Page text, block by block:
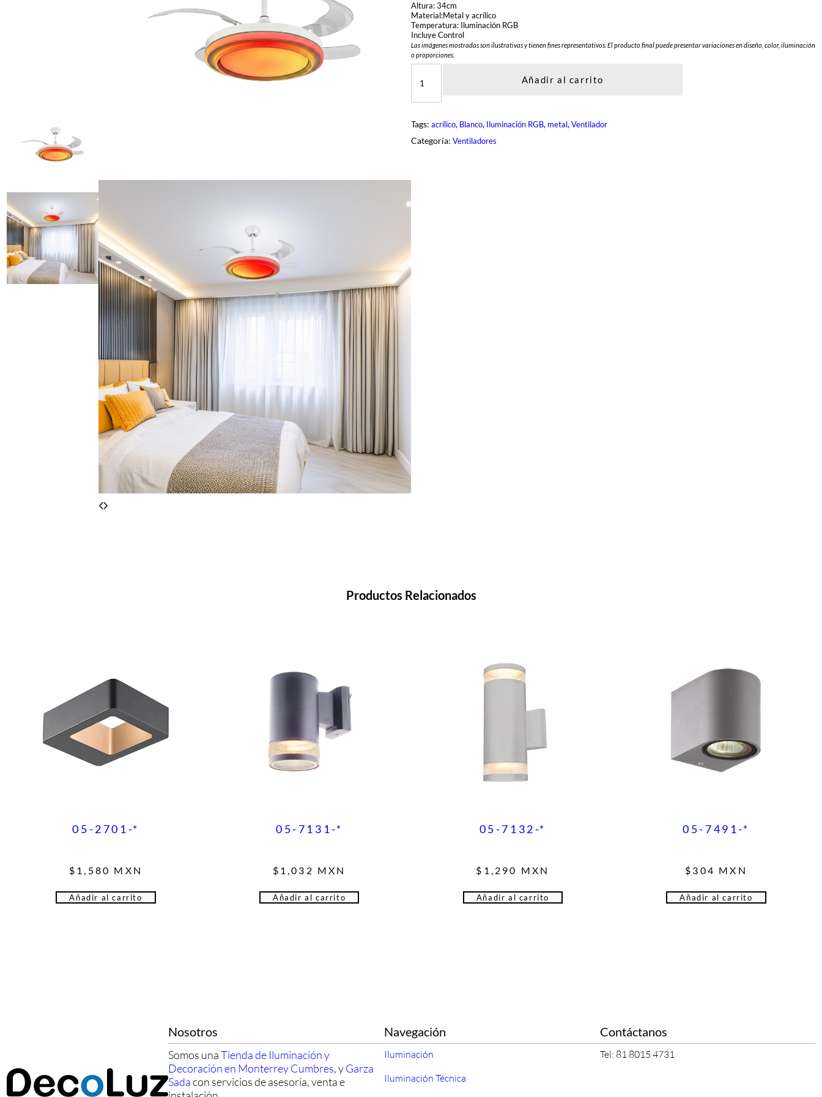
Altura: 34cm
Material:Metal y acrílico
Temperatura: Iluminación RGB
Incluye Control
Las imágenes mostradas son ilustrativas y tienen fines representativos. El producto final puede presentar variaciones en diseño, color, iluminación
o proporciones.
D
6
3
-
a
a
d
Añadir al carrito
Tags: acrílico, Blanco, Iluminación RGB, metal, Ventilador
Categoría: Ventiladores
Productos Relacionados
05-2701-*
$ 1,580 MXN
Añadir al carrito
05-7131-*
$ 1,032 MXN
Añadir al carrito
05-7132-*
$ 1,290 MXN
Añadir al carrito
05-7491-*
$ 304 MXN
Añadir al carrito
Nosotros
Somos unaTienda de Iluminación y
Decoración en Monterrey Cumbres, yGarza
Sadacon servicios de asesoría, venta e
Navegación
Iluminación
Iluminación Técnica
Contáctanos
Tel: 81 8015 4731